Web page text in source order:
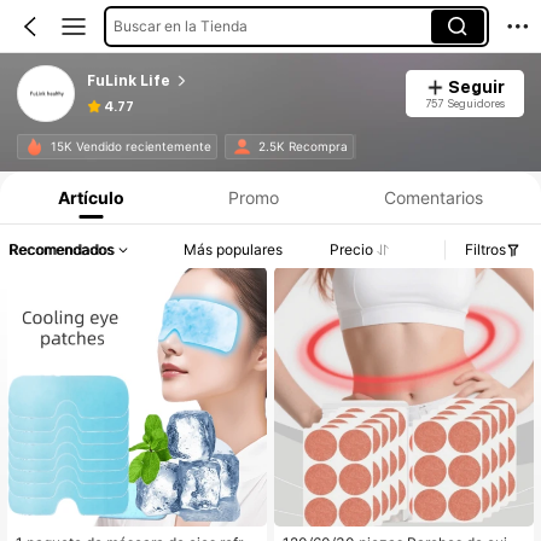
Buscar en la Tienda
FuLink Life
4.77
Seguir
757 Seguidores
15K Vendido recientemente 2.5K Recompra
Artículo Promo Comentarios
Recomendados Más populares Precio Filtros